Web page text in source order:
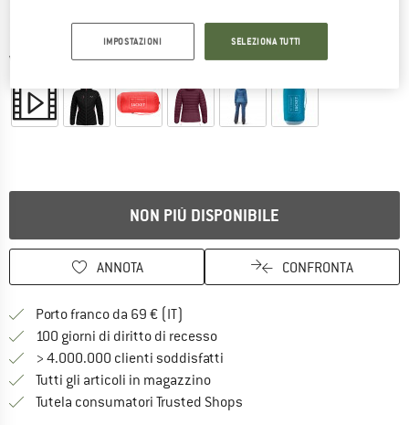
Viste dettagliate
NON PIÙ DISPONIBILE
ANNOTA CONFRONTA
Porto franco da 69 € (IT)
100 giorni di diritto di recessoVai alla politica di recesso qui
> 4.000.000 clienti soddisfatti
Tutti gli articoli in magazzino
Tutela consumatori Trusted Shops
IMPOSTAZIONI SELEZIONA TUTTI